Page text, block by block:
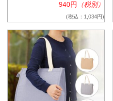
940円 （税別）
(税込：1,034円)